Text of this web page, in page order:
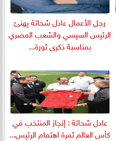
رجل الأعمال عادل شحاتة يهنئ
الرئيس السيسي والشعب المصري
بمناسبة ذكرى ثورة...
عادل شحاتة : إنجاز المنتخب في
كأس العالم ثمرة اهتمام الرئيس...